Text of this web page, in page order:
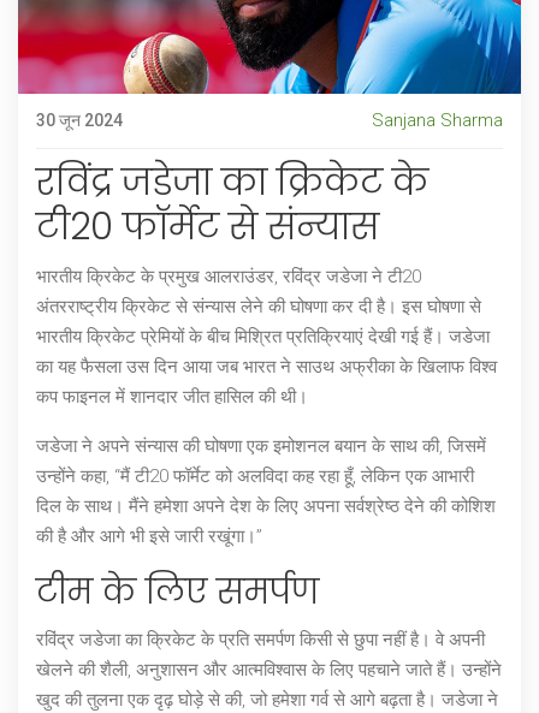
30 जून 2024 Sanjana Sharma
रविंद्र जडेजा का क्रिकेट के
टी20 फॉर्मेट से संन्यास
भारतीय क्रिकेट के प्रमुख आलराउंडर, रविंद्र जडेजा ने टी20
अंतरराष्ट्रीय क्रिकेट से संन्यास लेने की घोषणा कर दी है। इस घोषणा से
भारतीय क्रिकेट प्रेमियों के बीच मिश्रित प्रतिक्रियाएं देखी गई हैं। जडेजा
का यह फैसला उस दिन आया जब भारत ने साउथ अफ्रीका के खिलाफ विश्व
कप फाइनल में शानदार जीत हासिल की थी।
जडेजा ने अपने संन्यास की घोषणा एक इमोशनल बयान के साथ की, जिसमें
उन्होंने कहा, “मैं टी20 फॉर्मेट को अलविदा कह रहा हूँ, लेकिन एक आभारी
दिल के साथ। मैंने हमेशा अपने देश के लिए अपना सर्वश्रेष्ठ देने की कोशिश
की है और आगे भी इसे जारी रखूंगा।”
टीम के लिए समर्पण
रविंद्र जडेजा का क्रिकेट के प्रति समर्पण किसी से छुपा नहीं है। वे अपनी
खेलने की शैली, अनुशासन और आत्मविश्वास के लिए पहचाने जाते हैं। उन्होंने
खुद की तुलना एक दृढ़ घोड़े से की, जो हमेशा गर्व से आगे बढ़ता है। जडेजा ने